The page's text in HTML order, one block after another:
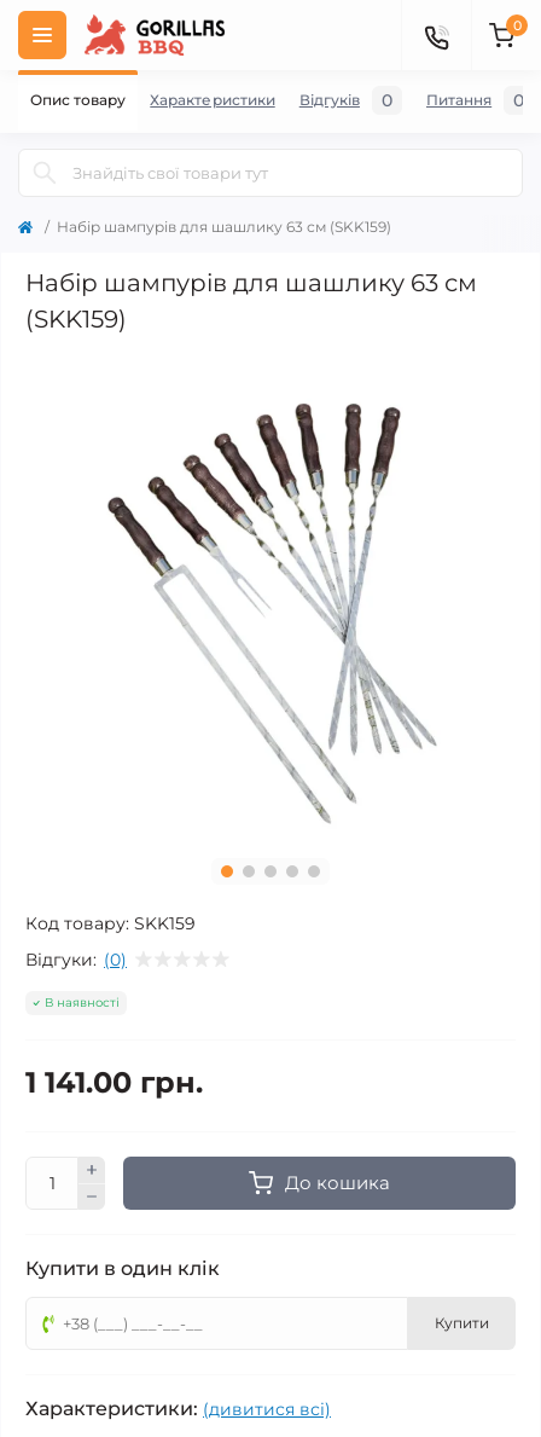
0
Набір шампурів для шашлику 63 см (SKK159)
Набір шампурів для шашлику 63 см
(SKK159)
Код товару: SKK159
Відгуки: (0)
В наявності
1 141.00 грн.
До кошика
Купити в один клік
Купити
Характеристики: (дивитися всі)
Опис товару Характеристики Відгуків 0 Питання 0